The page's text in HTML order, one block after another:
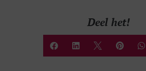
Deel het!
    